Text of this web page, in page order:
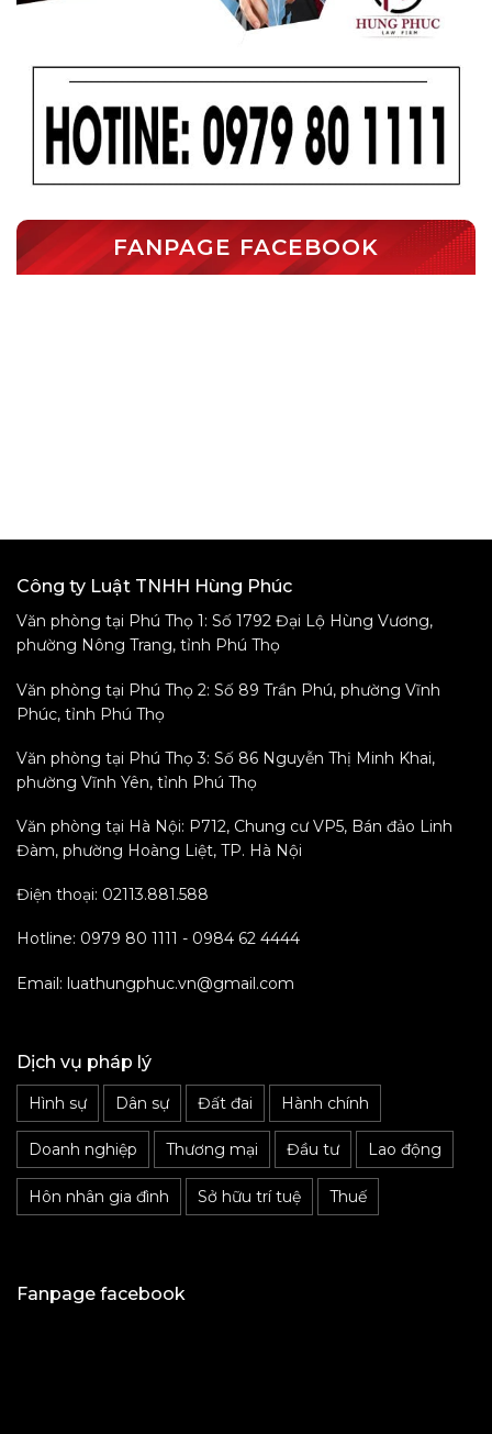
FANPAGE FACEBOOK
Công ty Luật TNHH Hùng Phúc
Văn phòng tại Phú Thọ 1: Số 1792 Đại Lộ Hùng Vương,
phường Nông Trang, tỉnh Phú Thọ
Văn phòng tại Phú Thọ 2: Số 89 Trần Phú, phường Vĩnh
Phúc, tỉnh Phú Thọ
Văn phòng tại Phú Thọ 3: Số 86 Nguyễn Thị Minh Khai,
phường Vĩnh Yên, tỉnh Phú Thọ
Văn phòng tại Hà Nội: P712, Chung cư VP5, Bán đảo Linh
Đàm, phường Hoàng Liệt, TP. Hà Nội
Điện thoại: 02113.881.588
Hotline: 0979 80 1111 - 0984 62 4444
Email: luathungphuc.vn@gmail.com
Dịch vụ pháp lý
Hình sự Dân sự Đất đai Hành chính
Doanh nghiệp Thương mại Đầu tư Lao động
Hôn nhân gia đình Sở hữu trí tuệ Thuế
Fanpage facebook